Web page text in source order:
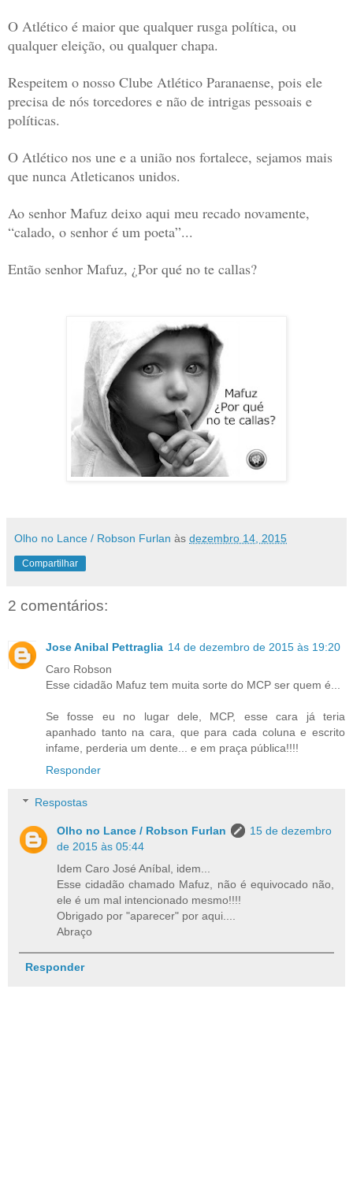
O Atlético é maior que qualquer rusga política, ou
qualquer eleição, ou qualquer chapa.
Respeitem o nosso Clube Atlético Paranaense, pois ele
precisa de nós torcedores e não de intrigas pessoais e
políticas.
O Atlético nos une e a união nos fortalece, sejamos mais
que nunca Atleticanos unidos.
Ao senhor Mafuz deixo aqui meu recado novamente,
“calado, o senhor é um poeta”...
Então senhor Mafuz, ¿Por qué no te callas?
Olho no Lance / Robson Furlan às dezembro 14, 2015
Compartilhar
2 comentários:
Jose Anibal Pettraglia 14 de dezembro de 2015 às 19:20
Caro Robson
Esse cidadão Mafuz tem muita sorte do MCP ser quem é...
Se fosse eu no lugar dele, MCP, esse cara já teria
apanhado tanto na cara, que para cada coluna e escrito
infame, perderia um dente... e em praça pública!!!!
Responder
Respostas
Olho no Lance / Robson Furlan
15 de dezembro
de 2015 às 05:44
Idem Caro José Aníbal, idem...
Esse cidadão chamado Mafuz, não é equivocado não,
ele é um mal intencionado mesmo!!!!
Obrigado por "aparecer" por aqui....
Abraço
Responder